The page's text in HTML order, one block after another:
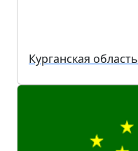
Курганская область